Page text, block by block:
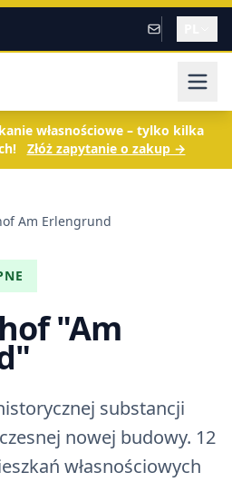
własnościowe – tylko kilka
Złóż zapytanie o zakup →
Am Erlengrund
"Am
substancji
nowej budowy. 12
własnościowych